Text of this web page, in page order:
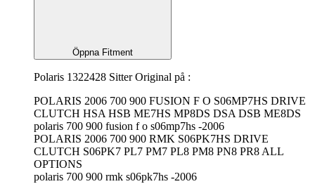
Öppna Fitment
Polaris 1322428 Sitter Original på :
POLARIS 2006 700 900 FUSION F O S06MP7HS DRIVE
CLUTCH HSA HSB ME7HS MP8DS DSA DSB ME8DS
polaris 700 900 fusion f o s06mp7hs -2006
POLARIS 2006 700 900 RMK S06PK7HS DRIVE
CLUTCH S06PK7 PL7 PM7 PL8 PM8 PN8 PR8 ALL
OPTIONS
polaris 700 900 rmk s06pk7hs -2006